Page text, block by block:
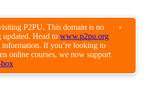
P2PU. This domain is no
updated. Head to www.p2pu.org
information. If you’re looking to
online courses, we now support
×